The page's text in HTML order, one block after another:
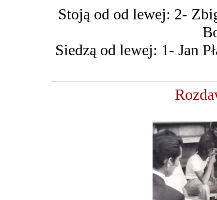
Stoją od od lewej: 2-
Siedzą od lewej: 1- Jan